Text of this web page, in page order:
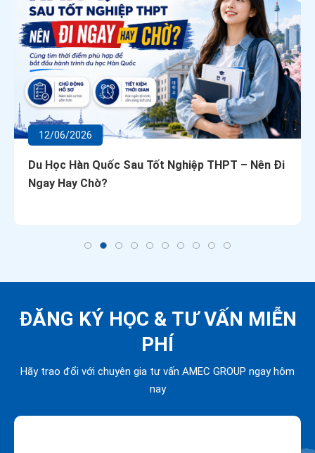
12/06/2026
Du Học Hàn Quốc Sau Tốt Nghiệp THPT – Nên Đi
Ngay Hay Chờ?
ĐĂNG KÝ HỌC & TƯ VẤN MIỄN
PHÍ
Hãy trao đổi với chuyên gia tư vấn AMEC GROUP ngay hôm
nay